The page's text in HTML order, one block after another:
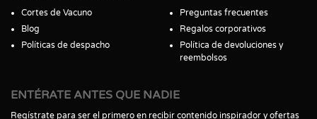
Cortes de Vacuno
Blog
Políticas de despacho
Preguntas frecuentes
Regalos corporativos
Política de devoluciones y
reembolsos
ENTÉRATE ANTES QUE NADIE
Regístrate para ser el primero en recibir contenido inspirador y ofertas